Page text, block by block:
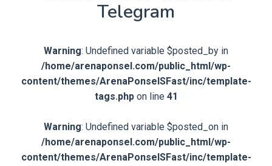
Telegram
Warning: Undefined variable $posted_by in
/home/arenaponsel.com/public_html/wp-
content/themes/ArenaPonselSFast/inc/template-
tags.phpon line 41
Warning: Undefined variable $posted_on in
/home/arenaponsel.com/public_html/wp-
content/themes/ArenaPonselSFast/inc/template-